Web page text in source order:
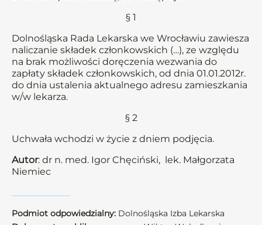
§ 1
Dolnośląska Rada Lekarska we Wrocławiu zawiesza
naliczanie składek członkowskich (…), ze względu
na brak możliwości doręczenia wezwania do
zapłaty składek członkowskich, od dnia 01.01.2012r.
do dnia ustalenia aktualnego adresu zamieszkania
w/w lekarza.
§ 2
Uchwała wchodzi w życie z dniem podjęcia.
Autor: dr n. med. Igor Chęciński, lek. Małgorzata
Niemiec
Podmiot odpowiedzialny: Dolnośląska Izba Lekarska